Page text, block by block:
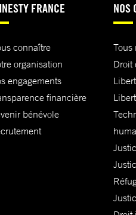
FRANCE
connaître
organisation
engagements
financière
bénévole
NOS
Tous
Droit